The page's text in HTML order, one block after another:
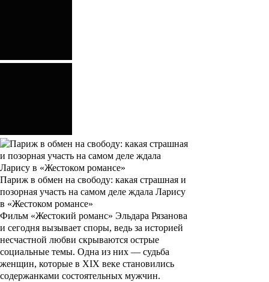
Париж в обмен на свободу: какая страшная и
позорная участь на самом деле ждала Ларису
в «Жестоком романсе»
Фильм «Жестокий романс» Эльдара Рязанова
и сегодня вызывает споры, ведь за историей
несчастной любви скрываются острые
социальные темы. Одна из них — судьба
женщин, которые в XIX веке становились
содержанками состоятельных мужчин.